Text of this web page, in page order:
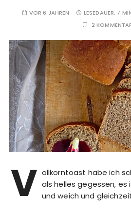
VOR 6 JAHREN LESEDAUER: 7
2
V ollkorntoast habe ich
als helles gegessen,
und weich und